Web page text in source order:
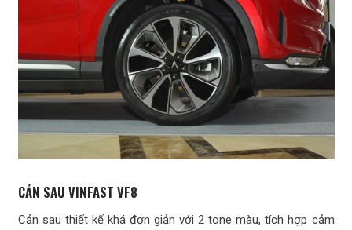
CẢN SAU VINFAST VF8
Cản sau thiết kế khá đơn giản với 2 tone màu, tích hợp cảm